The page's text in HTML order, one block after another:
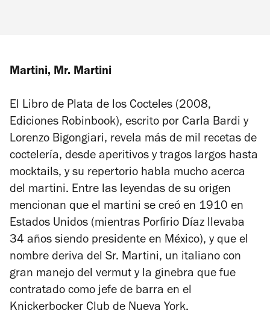
Martini, Mr. Martini
El Libro de Plata de los Cocteles (2008,
Ediciones Robinbook), escrito por Carla Bardi y
Lorenzo Bigongiari, revela más de mil recetas de
coctelería, desde aperitivos y tragos largos hasta
mocktails, y su repertorio habla mucho acerca
del martini. Entre las leyendas de su origen
mencionan que el martini se creó en 1910 en
Estados Unidos (mientras Porfirio Díaz llevaba
34 años siendo presidente en México), y que el
nombre deriva del Sr. Martini, un italiano con
gran manejo del vermut y la ginebra que fue
contratado como jefe de barra en el
Knickerbocker Club de Nueva York.